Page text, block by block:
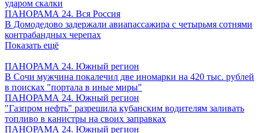
ударом скалки
ПАНОРАМА 24. Вся Россия
В Домодедово задержали авиапассажира с четырьмя сотнями
контрабандных черепах
Показать ещё
ПАНОРАМА 24. Южный регион
В Сочи мужчина покалечил две иномарки на 420 тыс. рублей
в поисках "портала в иные миры"
ПАНОРАМА 24. Южный регион
"Газпром нефть" разрешила кубанским водителям заливать
топливо в канистры на своих заправках
ПАНОРАМА 24. Южный регион